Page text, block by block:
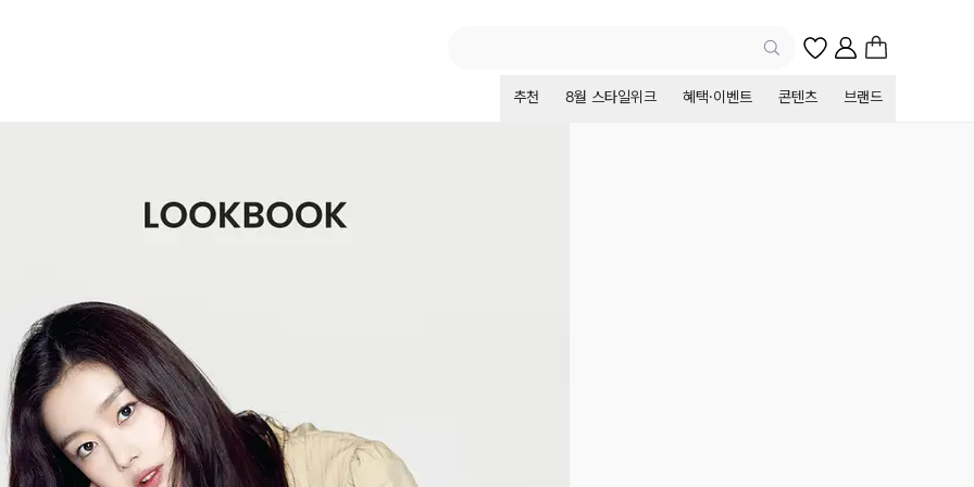
추천 8월 스타일위크 혜택·이벤트 콘텐츠 브랜드